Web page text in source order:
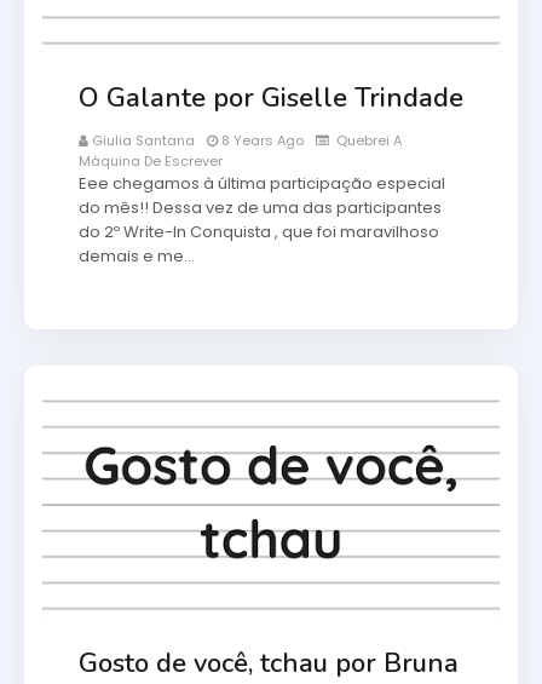
O Galante por Giselle Trindade
Giulia Santana 8 Years Ago
Quebrei A
Máquina De Escrever
Eee chegamos à última participação especial
do mês!! Dessa vez de uma das participantes
do 2º Write-In Conquista , que foi maravilhoso
demais e me…
Gosto de você, tchau por Bruna